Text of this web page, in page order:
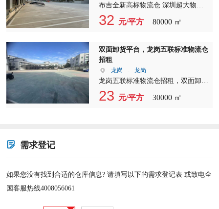
布吉全新高标物流仓 深圳超大物流
仓储中心 双高速口，国企物业， 厂
房总体量48万平，冻库12万平 带整
层都可以当一楼用 共4层，园区共有
11栋， 层高11米，柱间距12×12，承
重2吨 建筑面积出租49元/平含税
2500平起分标准卸货平台，可进全尺
盐田港区 交通便利，产证齐全，扩
32 元/平方 80000 ㎡
双面卸货平台，龙岗五联标准物流仓
招租
龙岗 - 龙岗
龙岗五联标准物流仓招租，双面卸货
平台，距离深圳200米，上清平高速5
分钟车程。 A栋：一楼 3500平（5米
楼6000平（7米高） 四楼6000平（9
23 元/平方 30000 ㎡
需求登记
如果您没有找到合适的仓库信息? 请填写以下的需求登记表 或致电全
国客服热线4008056061